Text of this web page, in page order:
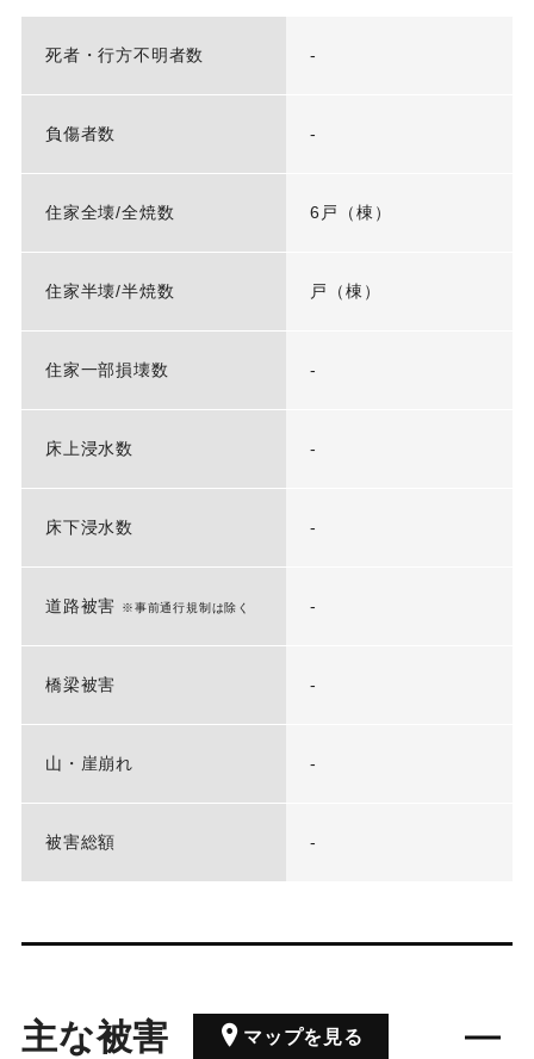
死者・行方不明者数 -
負傷者数 -
住家全壊/全焼数 6戸（棟）
住家半壊/半焼数 戸（棟）
住家一部損壊数 -
床上浸水数 -
床下浸水数 -
道路被害 ※事前通行規制は除く -
橋梁被害 -
山・崖崩れ -
被害総額 -
主な被害 マップを見る